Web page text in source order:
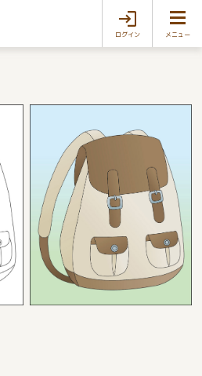
ログイン メニュー